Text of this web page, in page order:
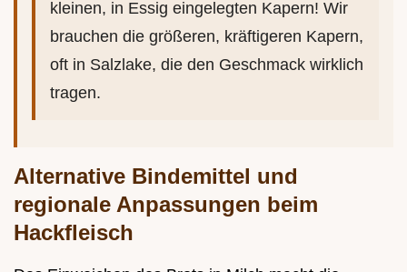
kleinen, in Essig eingelegten Kapern! Wir
brauchen die größeren, kräftigeren Kapern,
oft in Salzlake, die den Geschmack wirklich
tragen.
Alternative Bindemittel und
regionale Anpassungen beim
Hackfleisch